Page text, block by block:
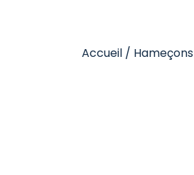
Accueil / Hameçons